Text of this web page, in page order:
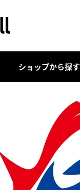
ショップから探す